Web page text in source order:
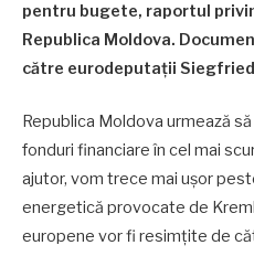
pentru bugete, raportul
Republica Moldova.
către eurodeputații Siegfried
Republica Moldova urmează
fonduri financiare în cel mai
ajutor, vom trece mai ușor
energetică provocate de
europene vor fi resimțite de